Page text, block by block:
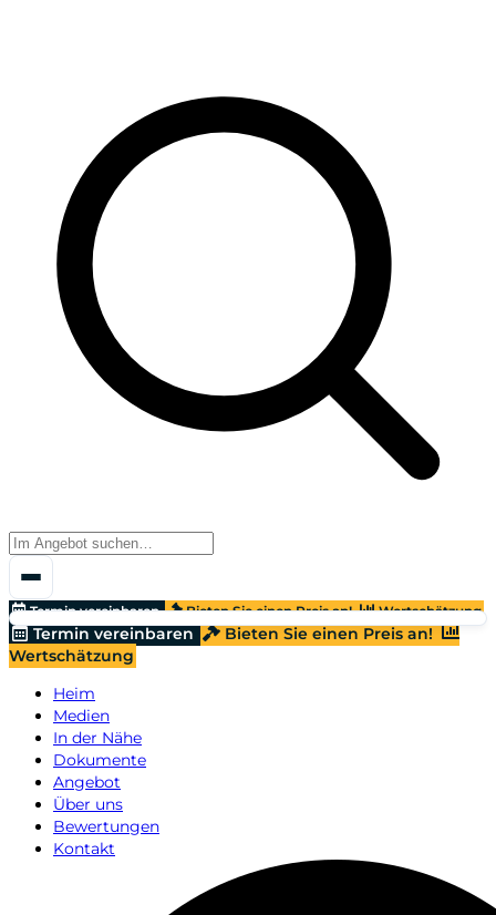
Termin vereinbaren Bieten Sie einen Preis an! Wertschätzung
Termin vereinbaren
Bieten Sie einen Preis an!
Wertschätzung
Heim
Medien
In der Nähe
Dokumente
Angebot
Über uns
Bewertungen
Kontakt